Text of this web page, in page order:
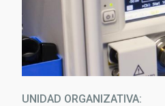
UNIDAD ORGANIZATIVA